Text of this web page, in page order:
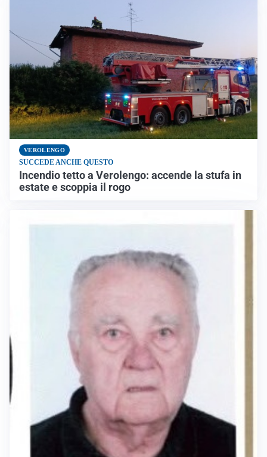
VEROLENGO
SUCCEDE ANCHE QUESTO
Incendio tetto a Verolengo: accende la stufa in
estate e scoppia il rogo